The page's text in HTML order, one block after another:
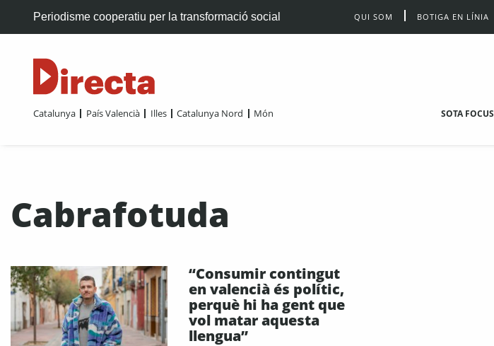
Periodisme cooperatiu per la transformació social QUI SOM BOTIGA EN LÍNIA
Catalunya País Valencià Illes Catalunya Nord Món SOTA FOCUS
Cabrafotuda
“Consumir contingut
en valencià és polític,
perquè hi ha gent que
vol matar aquesta
llengua”